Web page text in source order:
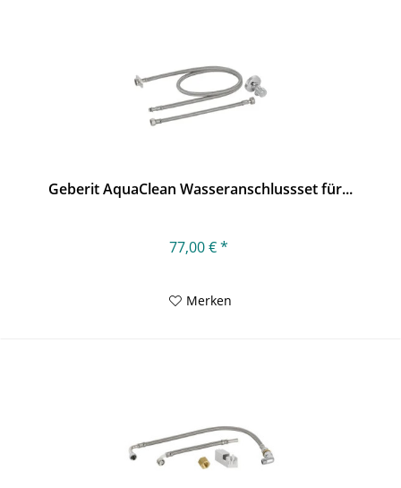
Geberit AquaClean Wasseranschlussset für...
77,00 € *
Merken